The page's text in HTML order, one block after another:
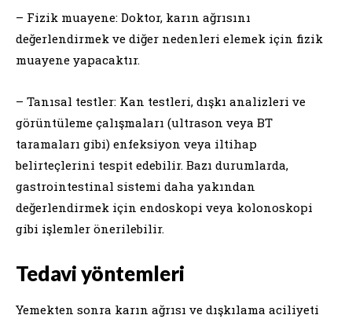
– Fizik muayene: Doktor, karın ağrısını
değerlendirmek ve diğer nedenleri elemek için fizik
muayene yapacaktır.
– Tanısal testler: Kan testleri, dışkı analizleri ve
görüntüleme çalışmaları (ultrason veya BT
taramaları gibi) enfeksiyon veya iltihap
belirteçlerini tespit edebilir. Bazı durumlarda,
gastrointestinal sistemi daha yakından
değerlendirmek için endoskopi veya kolonoskopi
gibi işlemler önerilebilir.
Tedavi yöntemleri
Yemekten sonra karın ağrısı ve dışkılama aciliyeti